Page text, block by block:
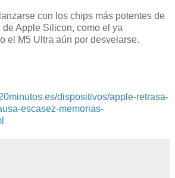
con los chips más potentes de
de Apple Silicon, como el ya
el M5 Ultra aún por desvelarse.
dispositivos/apple-retrasa-
escasez-memorias-